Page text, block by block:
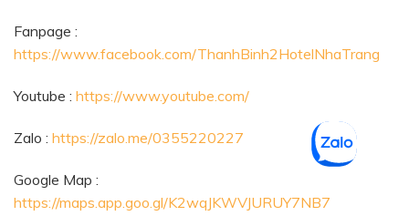
Fanpage :
https://www.facebook.com/ThanhBinh2HotelNhaTrang
Youtube : https://www.youtube.com/
Zalo : https://zalo.me/0355220227
Google Map :
https://maps.app.goo.gl/K2wqJKWVJURUY7NB7